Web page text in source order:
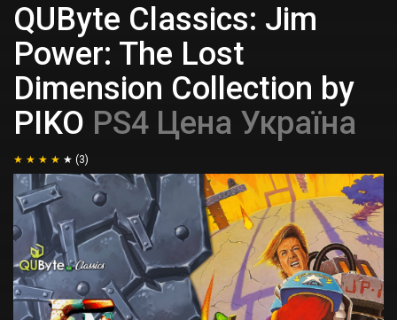
QUByte Classics: Jim
Power: The Lost
Dimension Collection by
PIKO PS4 Цена Україна
(3)